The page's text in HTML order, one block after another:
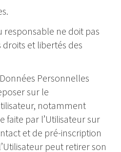
responsable ne doit pas
et libertés des
Personnelles
sur le
notamment
faite par l’Utilisateur sur
et de pré-inscription
peut retirer son